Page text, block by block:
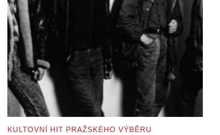
KULTOVNÍ HIT PRAŽSKÉHO VÝBĚRU